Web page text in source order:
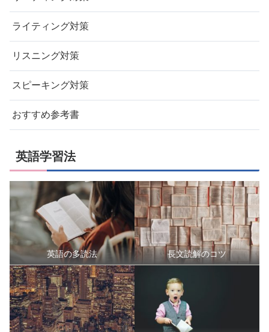
ライティング対策
リスニング対策
スピーキング対策
おすすめ参考書
英語学習法
英語の多読法 長文読解のコツ